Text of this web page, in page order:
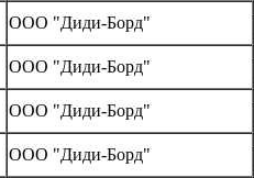
ООО "Диди-Борд"
ООО "Диди-Борд"
ООО "Диди-Борд"
ООО "Диди-Борд"